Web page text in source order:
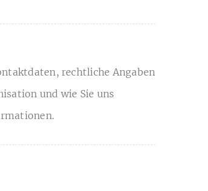
rechtliche Angaben
und wie Sie uns